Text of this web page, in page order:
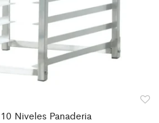
Niveles Panaderia